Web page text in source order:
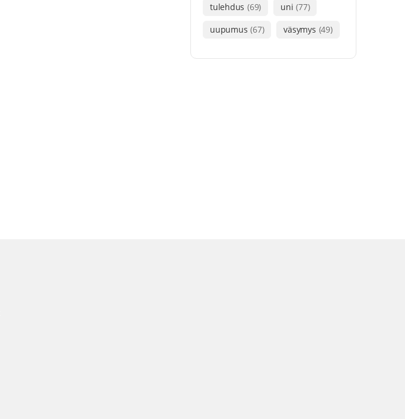
tulehdus (69) uni (77)
uupumus (67) väsymys (49)